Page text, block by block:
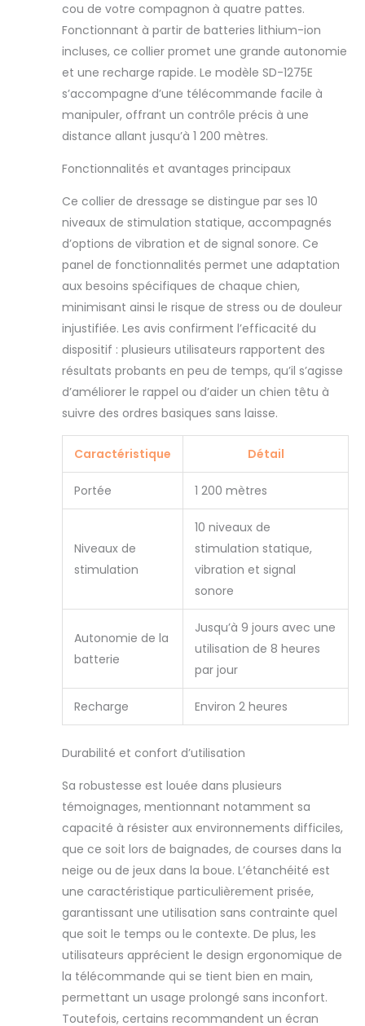
sonore pour une
formation adaptée
au caractère de
votre chien
JUSQU’À 70 H
D'AUTONOMIE : Le
système de
recharge en
pour offrir entre 40
à 70 heures
d'autonomie.
Batteries
rechargeables
lithium-ion. La
télécommande et
le récepteur du
chacun d'un
voyant de batterie
faible WATERPROOF
ET SUBMERSIBLE : Le
submersible
jusqu'à 7.6 mètres
de profondeur
(Technologie
DRYTEK). Ce collier
convient
parfaitement aux
chiens de chasse
dont le tour de cou
se situe entre 12.7
cm et 55.9 cm LA
QUALITE SportDOG :
Le Système de
SportTrainer 1200 m
bénéficie de 3 ans
cou de votre compagnon à quatre pattes.
Fonctionnant à partir de batteries lithium-ion
incluses, ce collier promet une grande autonomie
et une recharge rapide. Le modèle SD-1275E
s’accompagne d’une télécommande facile à
manipuler, offrant un contrôle précis à une
distance allant jusqu’à 1 200 mètres.
Fonctionnalités et avantages principaux
Ce collier de dressage se distingue par ses 10
niveaux de stimulation statique, accompagnés
d’options de vibration et de signal sonore. Ce
panel de fonctionnalités permet une adaptation
aux besoins spécifiques de chaque chien,
minimisant ainsi le risque de stress ou de douleur
injustifiée. Les avis confirment l’efficacité du
dispositif : plusieurs utilisateurs rapportent des
résultats probants en peu de temps, qu’il s’agisse
d’améliorer le rappel ou d’aider un chien têtu à
suivre des ordres basiques sans laisse.
Caractéristique Détail
Portée 1 200 mètres
Niveaux de
stimulation
10 niveaux de
stimulation statique,
vibration et signal
sonore
Autonomie de la
batterie
Jusqu’à 9 jours avec une
utilisation de 8 heures
par jour
Recharge Environ 2 heures
Durabilité et confort d’utilisation
Sa robustesse est louée dans plusieurs
témoignages, mentionnant notamment sa
capacité à résister aux environnements difficiles,
que ce soit lors de baignades, de courses dans la
neige ou de jeux dans la boue. L’étanchéité est
une caractéristique particulièrement prisée,
garantissant une utilisation sans contrainte quel
que soit le temps ou le contexte. De plus, les
utilisateurs apprécient le design ergonomique de
la télécommande qui se tient bien en main,
permettant un usage prolongé sans inconfort.
Toutefois, certains recommandent un écran